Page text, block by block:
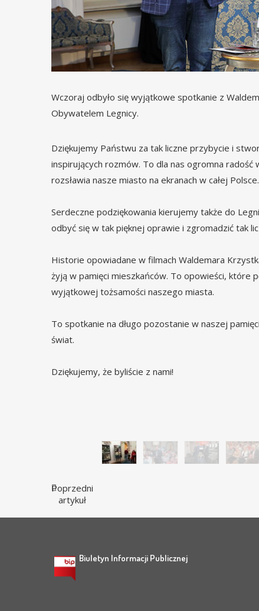
Wczoraj odbyło się wyjątkowe spotkanie z
Obywatelem Legnicy.
Dziękujemy Państwu za tak liczne przybycie i
inspirujących rozmów. To dla nas ogromna
rozsławia nasze miasto na ekranach w całej Polsce.
Serdeczne podziękowania kierujemy także do
odbyć się w tak pięknej oprawie i zgromadzić tak
Historie opowiadane w filmach Waldemara
żyją w pamięci mieszkańców. To opowieści, które
wyjątkowej tożsamości naszego miasta.
To spotkanie na długo pozostanie w naszej
świat.
Dziękujemy, że byliście z nami!
Poprzedni
artykuł
Biuletyn Informacji Publicznej